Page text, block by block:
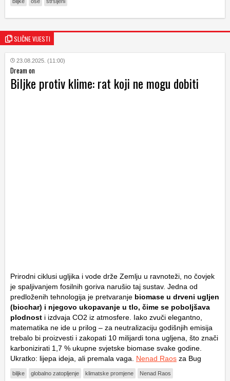
SLIČNE VIJESTI
23.08.2025. (11:00)
Dream on
Biljke protiv klime: rat koji ne mogu dobiti
Prirodni ciklusi ugljika i vode drže Zemlju u ravnoteži, no čovjek
je spaljivanjem fosilnih goriva narušio taj sustav. Jedna od
predloženih tehnologija je pretvaranje biomase u drveni ugljen
(biochar) i njegovo ukopavanje u tlo, čime se poboljšava
plodnost i izdvaja CO2 iz atmosfere. Iako zvuči elegantno,
matematika ne ide u prilog – za neutralizaciju godišnjih emisija
trebalo bi proizvesti i zakopati 10 milijardi tona ugljena, što znači
karbonizirati 1,7 % ukupne svjetske biomase svake godine.
Ukratko: lijepa ideja, ali premala vaga. Nenad Raos za Bug
biljke globalno zatopljenje klimatske promjene Nenad Raos